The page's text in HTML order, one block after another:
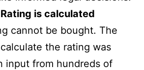
is calculated
cannot be bought. The
the rating was
input from hundreds of